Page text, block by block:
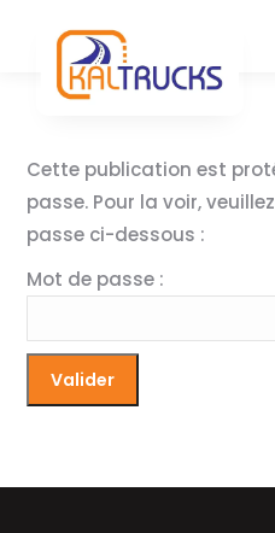
Cette publication est
passe. Pour la voir,
passe ci-dessous :
Mot de passe :